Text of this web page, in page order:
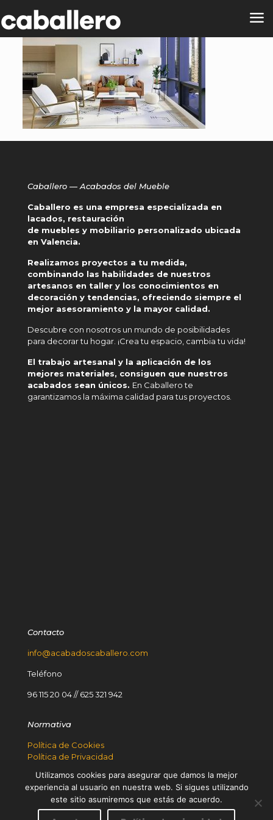
Caballero — Acabados del Mueble
Caballero es una empresa especializada en
lacados, restauración
de muebles y mobiliario personalizado ubicada
en Valencia.
Realizamos proyectos a tu medida,
combinando las habilidades de nuestros
artesanos en taller y los conocimientos en
decoración y tendencias, ofreciendo siempre el
mejor asesoramiento y la mayor calidad.
Descubre con nosotros un mundo de posibilidades
para decorar tu hogar. ¡Crea tu espacio, cambia tu vida!
El trabajo artesanal y la aplicación de los
mejores materiales, consiguen que nuestros
acabados sean únicos. En Caballero te
garantizamos la máxima calidad para tus proyectos.
Contacto
info@acabadoscaballero.com
Teléfono
96 115 20 04//625 321 942
Normativa
Política de Cookies
Política de Privacidad
PlanDeRecuperación
Premio houzz
© 2024 Caballero
Utilizamos cookies para asegurar que damos la mejor
experiencia al usuario en nuestra web. Si sigues utilizando
este sitio asumiremos que estás de acuerdo.
Contactar